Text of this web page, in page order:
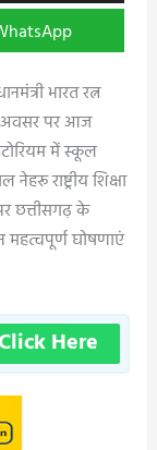
भारत रत्न
अवसर पर आज
में स्कूल
राष्ट्रीय शिक्षा
छत्तीसगढ़ के
महत्वपूर्ण घोषणाएं
Here